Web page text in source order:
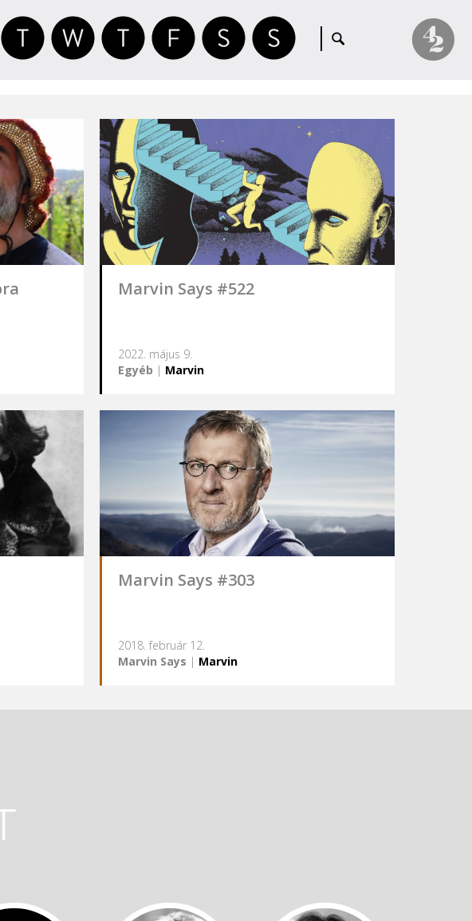
Marvin Says #522
2022. május 9.
Egyéb | Marvin
Marvin Says #303
2018. február 12.
Marvin Says | Marvin